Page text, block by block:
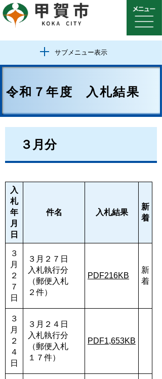
サブメニュー表示
令和７年度 入札結果
３月分
入
札
年
月
日
件名 入札結果
新
着
３
月
２
７
日
３月２７日
入札執行分
（郵便入札
２件）
PDF216KB
新
着
３
月
２
４
日
３月２４日
入札執行分
（郵便入札
１７件）
PDF1,653KB